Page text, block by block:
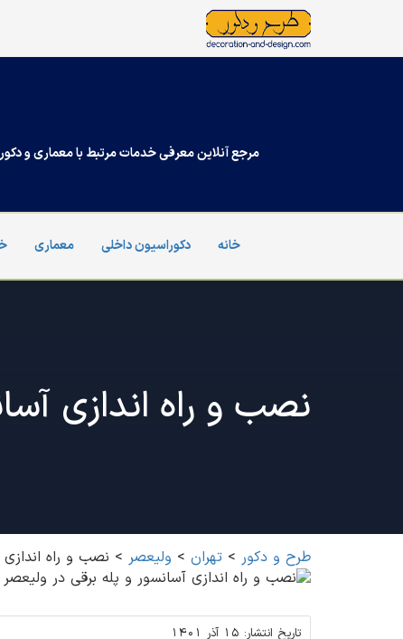
مرجع آنلاین معرفی خدمات مرتبط با معماری و
خانه دکوراسیون داخلی معماری
نصب و راه اندازی
طرح و دکور > تهران > ولیعصر > نصب و راه
تاریخ انتشار: 15 آذر 1401